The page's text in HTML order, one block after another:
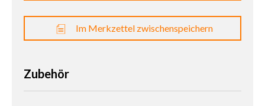
Im Merkzettel zwischenspeichern
Zubehör